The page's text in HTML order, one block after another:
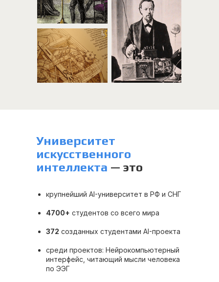
Университет
искусственного
интеллекта — это
крупнейший AI-университет в РФ и СНГ
4700+ студентов со всего мира
372 созданных студентами AI-проекта
среди проектов: Нейрокомпьютерный
интерфейс, читающий мысли человека
по ЭЭГ